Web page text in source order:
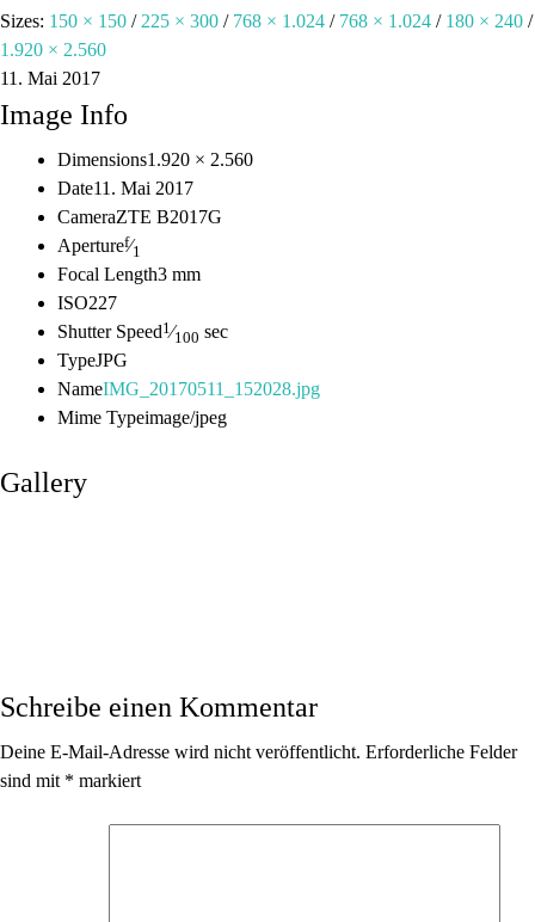
Sizes: 150 × 150 / 225 × 300 / 768 × 1.024 / 768 × 1.024 / 180 × 240 /
1.920 × 2.560
11. Mai 2017
Image Info
Dimensions1.920 × 2.560
Date11. Mai 2017
CameraZTE B2017G
Aperturef⁄1
Focal Length3 mm
ISO227
Shutter Speed1⁄100 sec
TypeJPG
NameIMG_20170511_152028.jpg
Mime Typeimage/jpeg
Gallery
Schreibe einen Kommentar
Deine E-Mail-Adresse wird nicht veröffentlicht. Erforderliche Felder
sind mit * markiert